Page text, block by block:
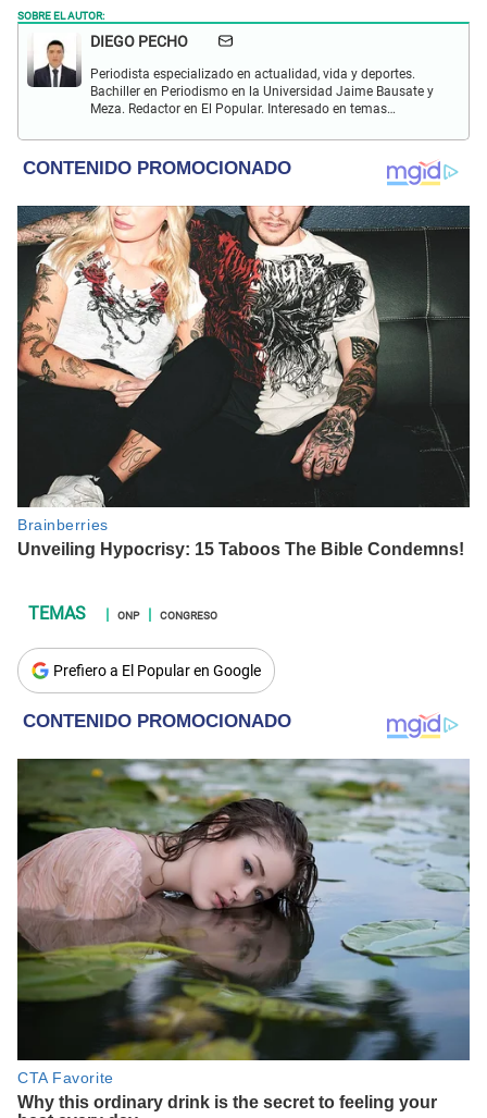
SOBRE EL AUTOR:
DIEGO PECHO
Periodista especializado en actualidad, vida y deportes.
Bachiller en Periodismo en la Universidad Jaime Bausate y
Meza. Redactor en El Popular. Interesado en temas
internacional, trucos caseros y educación.
ONP CONGRESO
Prefiero a El Popular en Google